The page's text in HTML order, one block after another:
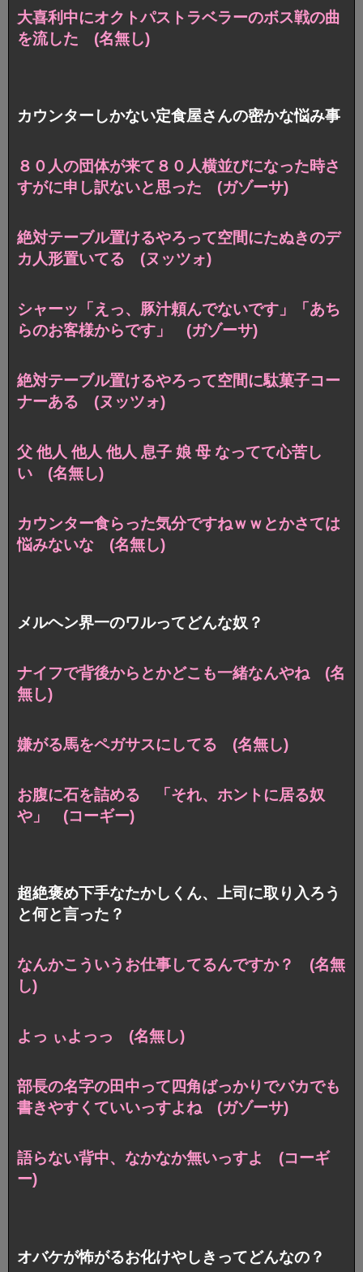
大喜利中にオクトパストラベラーのボス戦の曲
を流した (名無し)
カウンターしかない定食屋さんの密かな悩み事
８０人の団体が来て８０人横並びになった時さ
すがに申し訳ないと思った (ガゾーサ)
絶対テーブル置けるやろって空間にたぬきのデ
カ人形置いてる (ヌッツォ)
シャーッ「えっ、豚汁頼んでないです」「あち
らのお客様からです」 (ガゾーサ)
絶対テーブル置けるやろって空間に駄菓子コー
ナーある (ヌッツォ)
父 他人 他人 他人 息子 娘 母 なってて心苦し
い (名無し)
カウンター食らった気分ですねｗｗとかさては
悩みないな (名無し)
メルヘン界一のワルってどんな奴？
ナイフで背後からとかどこも一緒なんやね (名
無し)
嫌がる馬をペガサスにしてる (名無し)
お腹に石を詰める 「それ、ホントに居る奴
や」 (コーギー)
超絶褒め下手なたかしくん、上司に取り入ろう
と何と言った？
なんかこういうお仕事してるんですか？ (名無
し)
よっ ぃよっっ (名無し)
部長の名字の田中って四角ばっかりでバカでも
書きやすくていいっすよね (ガゾーサ)
語らない背中、なかなか無いっすよ (コーギ
ー)
オバケが怖がるお化けやしきってどんなの？